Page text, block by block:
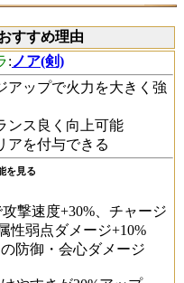
すすめ理由
: ノア(剣)
アップで火力を大きく強
ンス良く向上可能
アを付与できる
を見る
撃速度+30%、チャージ
性弱点ダメージ+10%
防御・会心ダメージ